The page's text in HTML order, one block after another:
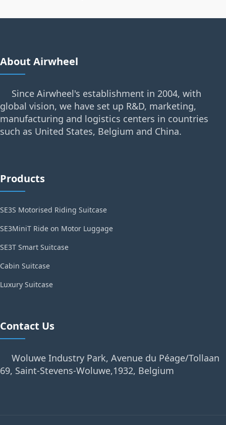
About Airwheel
Since Airwheel's establishment in 2004, with
global vision, we have set up R&D, marketing,
manufacturing and logistics centers in countries
such as United States, Belgium and China.
Products
SE3S Motorised Riding Suitcase
SE3MiniT Ride on Motor Luggage
SE3T Smart Suitcase
Cabin Suitcase
Luxury Suitcase
Contact Us
Woluwe Industry Park, Avenue du Péage/Tollaan
69, Saint-Stevens-Woluwe,1932, Belgium